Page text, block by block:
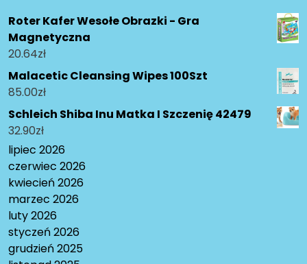
Roter Kafer Wesołe Obrazki - Gra
Magnetyczna
20.64zł
Malacetic Cleansing Wipes 100Szt
85.00zł
Schleich Shiba Inu Matka I Szczenię 42479
32.90zł
lipiec 2026
czerwiec 2026
kwiecień 2026
marzec 2026
luty 2026
styczeń 2026
grudzień 2025